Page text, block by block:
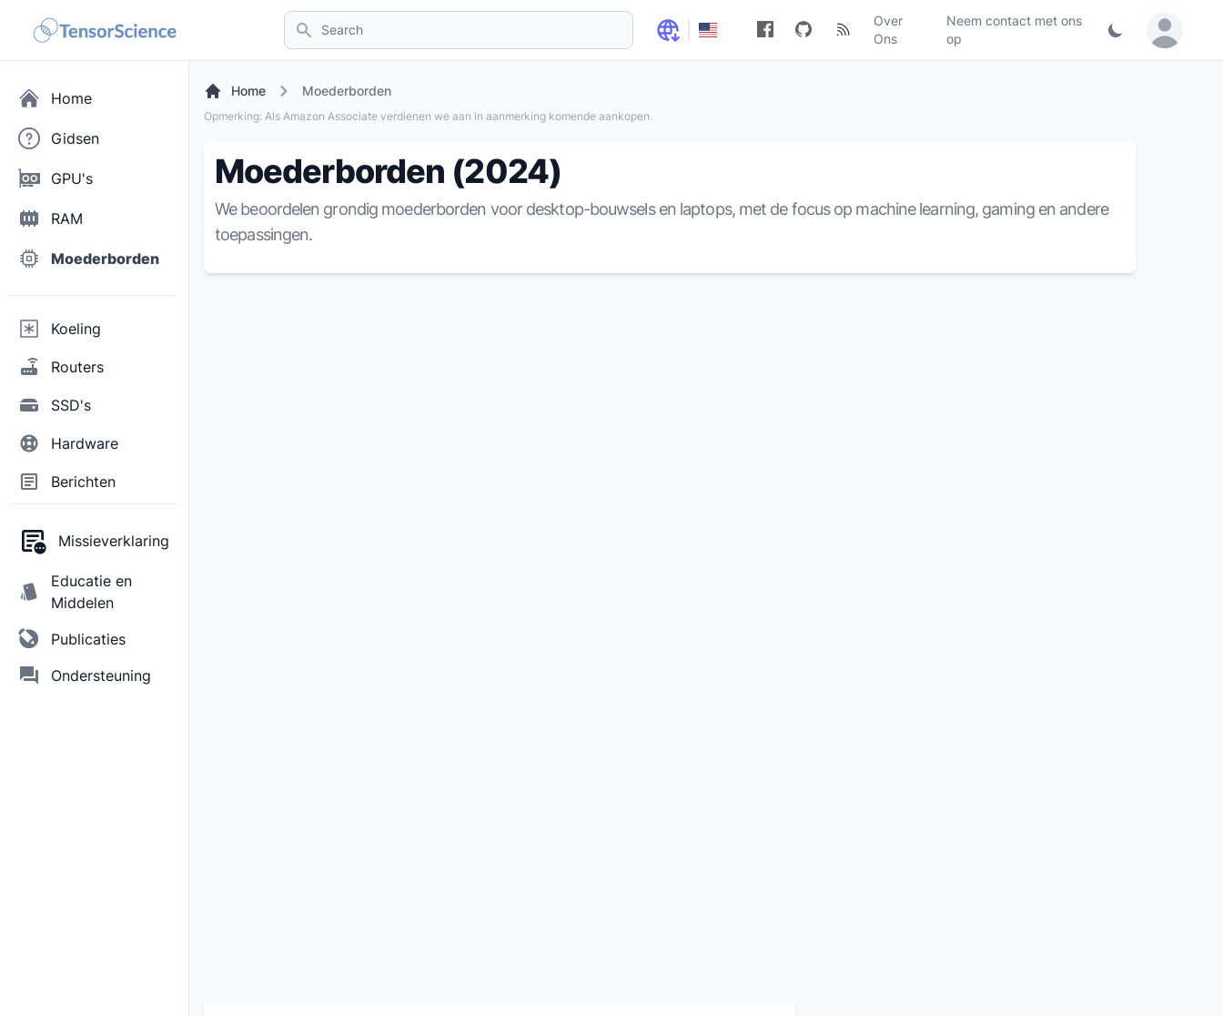
Search
Over
Ons
Neem contact met ons
op
Sign in /
Home
Gidsen
GPU's
RAM
Moederborden
Koeling
Routers
SSD's
Hardware
Berichten
Missieverklaring
Educatie en
Middelen
Publicaties
Ondersteuning
Home Moederborden
Opmerking: Als Amazon Associate verdienen we aan in aanmerking komende aankopen.
Moederborden (2024)
We beoordelen grondig moederborden voor desktop-bouwsels en laptops, met de focus op machine learning, gaming en andere
toepassingen.